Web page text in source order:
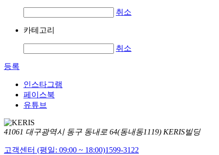
취소
카테고리
취소
등록
인스타그램
페이스북
유튜브
41061 대구광역시 동구 동내로 64(동내동1119) KERIS빌딩
고객센터 (평일: 09:00 ~ 18:00)1599-3122